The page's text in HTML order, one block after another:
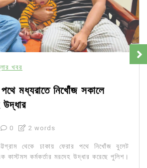
খবর
মধ্যরাতে নিখোঁজ সকালে
0 2 words
থেকে ঢাকায় ফেরার পথে নিখোঁজ বুলেট
কাস্টমস কর্মকর্তার মরদেহ উদ্ধার করেছে পুলিশ।